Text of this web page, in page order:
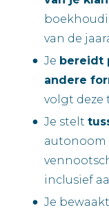
van de
Je bereidt
andere
volgt deze
Je stelt
autonoom
inclusief
Je bewaakt